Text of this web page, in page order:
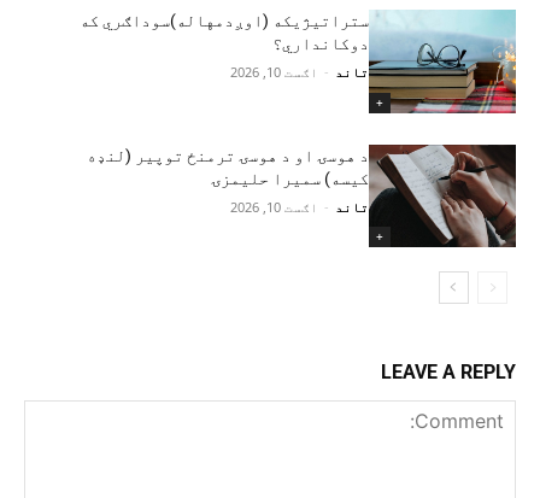
+
ستراتیژیکه (اوږدمهاله)سوداګري که
دوکانداري؟
تاند - اګست 10, 2026
+
د هوسۍ او د هوسۍ ترمنځ توپير (لنډه
کیسه) سمیرا حلیمزۍ
تاند - اګست 10, 2026
LEAVE A REPLY